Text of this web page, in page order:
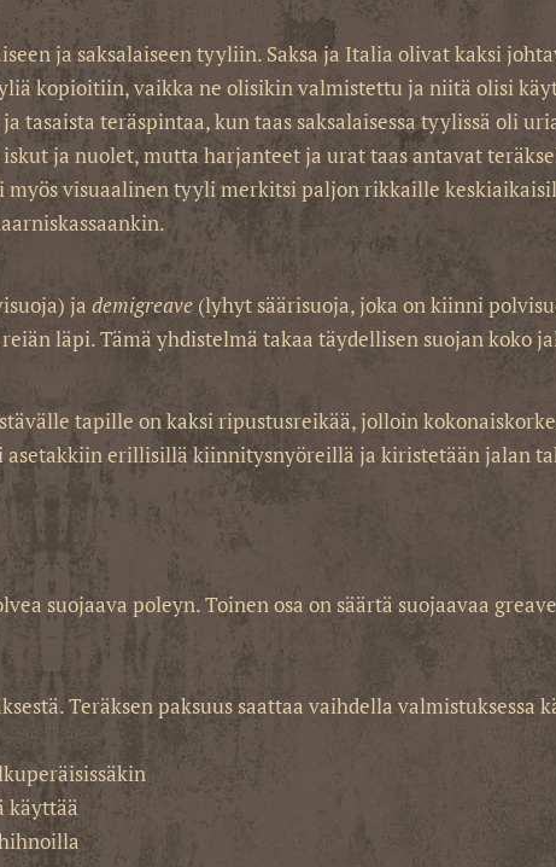
ja saksalaiseen tyyliin. Saksa ja Italia olivat kaksi
kopioitiin, vaikka ne olisikin valmistettu ja niitä olisi
teräspintaa, kun taas saksalaisessa tyylissä oli
ja nuolet, mutta harjanteet ja urat taas antavat
visuaalinen tyyli merkitsi paljon rikkaille
ja demigreave (lyhyt säärisuoja, joka on kiinni
läpi. Tämä yhdistelmä takaa täydellisen suojan koko
tapille on kaksi ripustusreikää, jolloin
asetakkiin erillisillä kiinnitysnyöreillä ja kiristetään jalan
suojaava poleyn. Toinen osa on säärtä suojaavaa
Teräksen paksuus saattaa vaihdella valmistuksessa
käyttää